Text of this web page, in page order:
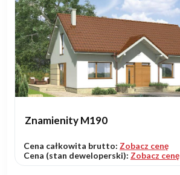
Znamienity M190
Cena całkowita brutto: Zobacz cenę
Cena (stan deweloperski): Zobacz cenę